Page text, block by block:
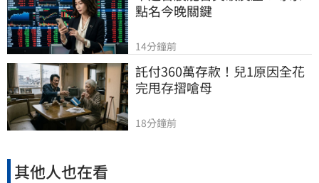
點名今晚關鍵
14分鐘前
託付360萬存款！兒1原因全花
完甩存摺嗆母
18分鐘前
其他人也在看